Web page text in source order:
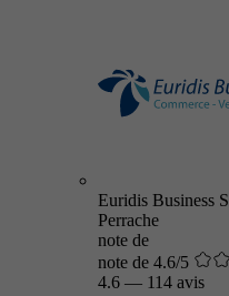
Euridis Business
Perrache
note de
note de 4.6/5
4.6 — 114 avis